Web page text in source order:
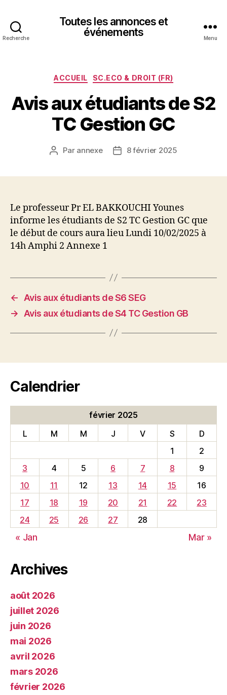
Recherche
Toutes les annonces et
événements
Menu
Catégories
ACCUEIL SC.ECO & DROIT (FR)
Avis aux étudiants de S2
TC Gestion GC
Auteur
Par annexe
Date8 février 2025
Le professeur Pr EL BAKKOUCHI Younes
informe les étudiants de S2 TC Gestion GC que
le début de cours aura lieu Lundi 10/02/2025 à
14h Amphi 2 Annexe 1
←
Avis aux étudiants de S6 SEG
→
Avis aux étudiants de S4 TC Gestion GB
Calendrier
février 2025
L
M M J V S
D
1
2
3
4 5 6 7 8
9
10
11 12 13 14 15
16
17
18 19 20 21 22
23
24
25 26 27 28
« Jan Mar »
Archives
août 2026
juillet 2026
juin 2026
mai 2026
avril 2026
mars 2026
février 2026